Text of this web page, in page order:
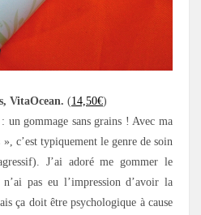
VitaOcean. (14,50€)
un gommage sans grains ! Avec ma
c’est typiquement le genre de soin
J’ai adoré me gommer le
pas eu l’impression d’avoir la
ça doit être psychologique à cause